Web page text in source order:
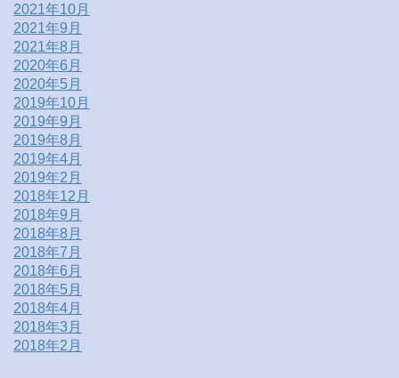
2021年10月
2021年9月
2021年8月
2020年6月
2020年5月
2019年10月
2019年9月
2019年8月
2019年4月
2019年2月
2018年12月
2018年9月
2018年8月
2018年7月
2018年6月
2018年5月
2018年4月
2018年3月
2018年2月